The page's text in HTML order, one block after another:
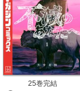
25巻完結